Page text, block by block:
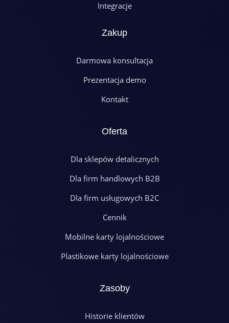
Integracje
Zakup
Darmowa konsultacja
Prezentacja demo
Kontakt
Oferta
Dla sklepów detalicznych
Dla firm handlowych B2B
Dla firm usługowych B2C
Cennik
Mobilne karty lojalnościowe
Plastikowe karty lojalnościowe
Zasoby
Historie klientów